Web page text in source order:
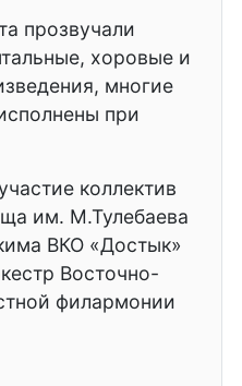
прозвучали
хоровые и
многие
при
коллектив
им. М.Тулебаева
ВКО «Достык»
Восточно-
филармонии